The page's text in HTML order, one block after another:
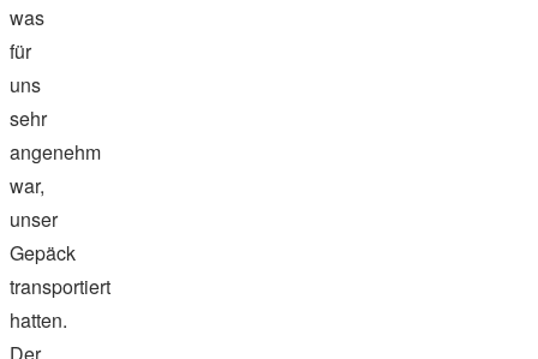
was
für
uns
sehr
angenehm
war,
unser
Gepäck
transportiert
hatten.